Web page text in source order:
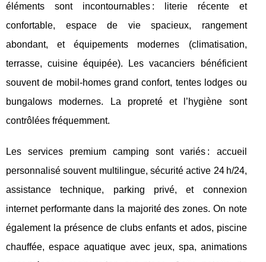
éléments sont incontournables : literie récente et
confortable, espace de vie spacieux, rangement
abondant, et équipements modernes (climatisation,
terrasse, cuisine équipée). Les vacanciers bénéficient
souvent de mobil-homes grand confort, tentes lodges ou
bungalows modernes. La propreté et l’hygiène sont
contrôlées fréquemment.
Les services premium camping sont variés : accueil
personnalisé souvent multilingue, sécurité active 24 h/24,
assistance technique, parking privé, et connexion
internet performante dans la majorité des zones. On note
également la présence de clubs enfants et ados, piscine
chauffée, espace aquatique avec jeux, spa, animations